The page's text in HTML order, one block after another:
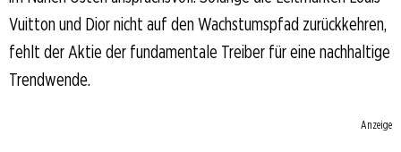
Vuitton und Dior nicht auf den Wachstumspfad zurückkehren,
fehlt der Aktie der fundamentale Treiber für eine nachhaltige
Trendwende.
Anzeige